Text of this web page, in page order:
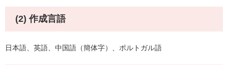
(2) 作成言語
日本語、英語、中国語（簡体字）、ポルトガル語